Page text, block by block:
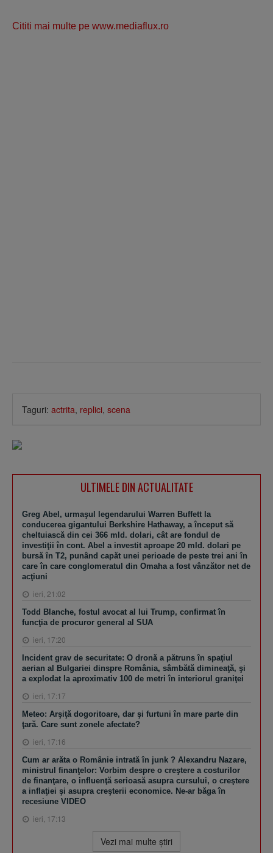
Cititi mai multe pe www.mediaflux.ro
Taguri: actrita, replici, scena
ULTIMELE DIN ACTUALITATE
Greg Abel, urmaşul legendarului Warren Buffett la
conducerea gigantului Berkshire Hathaway, a început să
cheltuiască din cei 366 mld. dolari, cât are fondul de
investiţii în cont. Abel a investit aproape 20 mld. dolari pe
bursă în T2, punând capăt unei perioade de peste trei ani în
care în care conglomeratul din Omaha a fost vânzător net de
acţiuni
ieri, 21:02
Todd Blanche, fostul avocat al lui Trump, confirmat în
funcţia de procuror general al SUA
ieri, 17:20
Incident grav de securitate: O dronă a pătruns în spaţiul
aerian al Bulgariei dinspre România, sâmbătă dimineaţă, şi
a explodat la aproximativ 100 de metri în interiorul graniţei
ieri, 17:17
Meteo: Arşiţă dogoritoare, dar şi furtuni în mare parte din
ţară. Care sunt zonele afectate?
ieri, 17:16
Cum ar arăta o Românie intrată în junk ? Alexandru Nazare,
ministrul finanţelor: Vorbim despre o creştere a costurilor
de finanţare, o influenţă serioasă asupra cursului, o creştere
a inflaţiei şi asupra creşterii economice. Ne-ar băga în
recesiune VIDEO
ieri, 17:13
Vezi mai multe ştiri